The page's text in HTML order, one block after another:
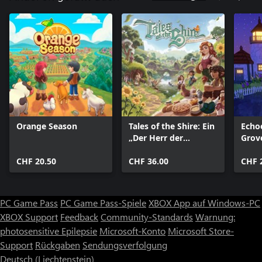
Wildjagd in der Wildnis
Vom Häschen bis zum Rind – in den Wäldern warten allerlei
Kreaturen auf kühne Abenteurer. Egal, ob du losziehst, um sie zu
jagen oder diese Wunder der Natur bloß bestaunen möchtest –
die Entscheidung liegt bei dir.
Dies ist nur ein kleiner Vorgeschmack auf die Abenteuer, die dich
hier erwarten – also schlag Wurzeln und bestelle dein Land.
Werde Teil dieser kleinen Gemeinschaft von Siedlern und einer
Geschichte, die so alt ist wie das Land.
Orange Season
CHF 20.50
Tales of the Shire: Ein
„Der Herr der
CHF 36.00
CHF
PC Game Pass PC Game Pass-SpieleXBOX App auf Windows-PC
XBOX Support FeedbackCommunity-Standards Warnung:
photosensitive Epilepsie Microsoft-Konto Microsoft Store-
Support Rückgaben Sendungsverfolgung
Deutsch (Liechtenstein)